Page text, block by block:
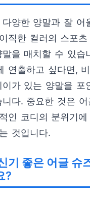
양한 양말과 잘 어
직한 컬러의 스포
말을 매치할 수 있습
연출하고 싶다면,
가 있는 양말을 포
다. 중요한 것은
인 코디의 분위기
것입니다.
기 좋은 어글 슈
?